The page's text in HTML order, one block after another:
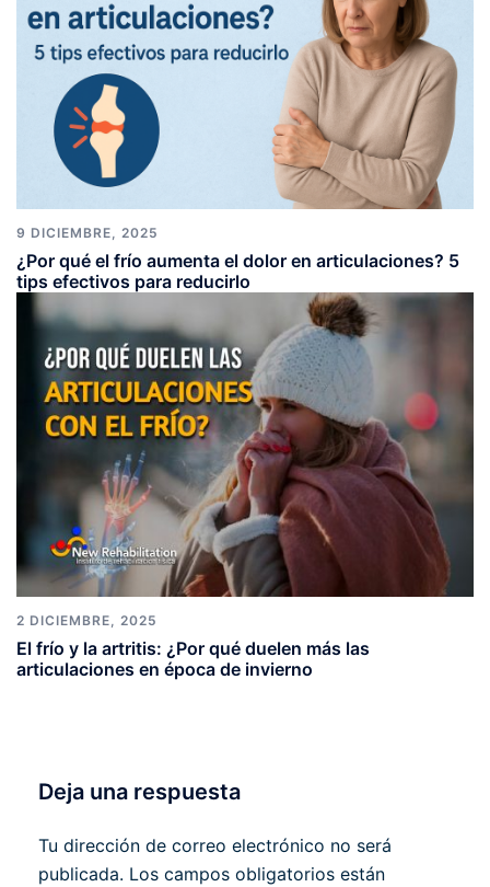
9 DICIEMBRE, 2025
¿Por qué el frío aumenta el dolor en articulaciones? 5
tips efectivos para reducirlo
2 DICIEMBRE, 2025
El frío y la artritis: ¿Por qué duelen más las
articulaciones en época de invierno
Deja una respuesta
Tu dirección de correo electrónico no será
publicada. Los campos obligatorios están